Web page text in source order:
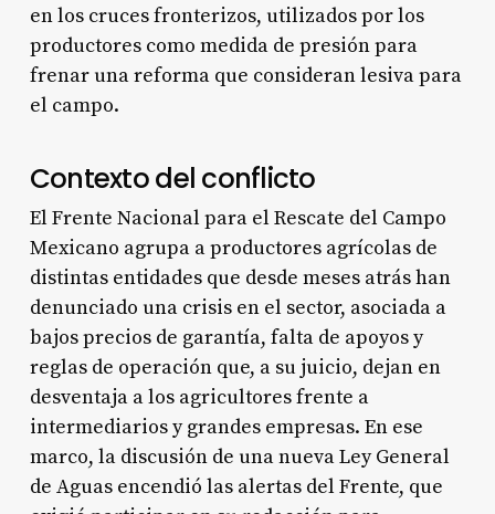
en los cruces fronterizos, utilizados por los
productores como medida de presión para
frenar una reforma que consideran lesiva para
el campo.
Contexto del conflicto
El Frente Nacional para el Rescate del Campo
Mexicano agrupa a productores agrícolas de
distintas entidades que desde meses atrás han
denunciado una crisis en el sector, asociada a
bajos precios de garantía, falta de apoyos y
reglas de operación que, a su juicio, dejan en
desventaja a los agricultores frente a
intermediarios y grandes empresas. En ese
marco, la discusión de una nueva Ley General
de Aguas encendió las alertas del Frente, que